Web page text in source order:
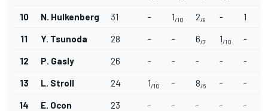
10 N. Hulkenberg 31 - 1/10 2/9 - 1
11 Y. Tsunoda 28 - - 6/7 1/10 -
12 P. Gasly 26 - - - - -
13 L. Stroll 24 1/10 - 8/6 - -
14 E. Ocon 23 - - - - -